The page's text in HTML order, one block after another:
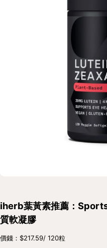
iherb葉黃素推薦：
質軟凝膠
價錢：$217.59/ 120粒